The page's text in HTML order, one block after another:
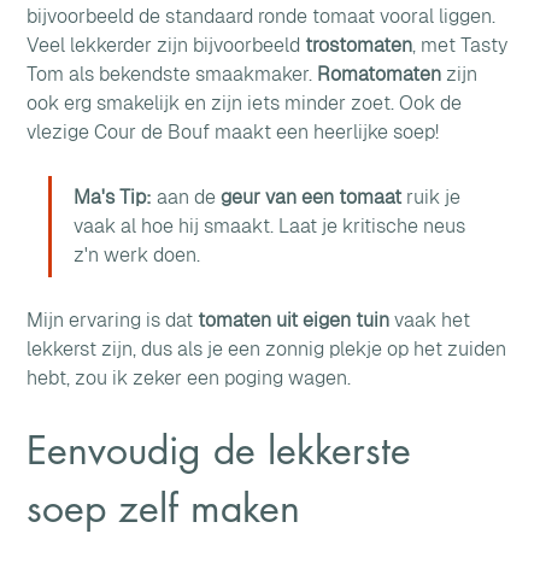
bijvoorbeeld de standaard ronde tomaat vooral liggen.
Veel lekkerder zijn bijvoorbeeld trostomaten, met Tasty
Tom als bekendste smaakmaker. Romatomaten zijn
ook erg smakelijk en zijn iets minder zoet. Ook de
vlezige Cour de Bouf maakt een heerlijke soep!
Ma's Tip: aan de geur van een tomaat ruik je
vaak al hoe hij smaakt. Laat je kritische neus
z'n werk doen.
Mijn ervaring is dat tomaten uit eigen tuin vaak het
lekkerst zijn, dus als je een zonnig plekje op het zuiden
hebt, zou ik zeker een poging wagen.
Eenvoudig de lekkerste
soep zelf maken